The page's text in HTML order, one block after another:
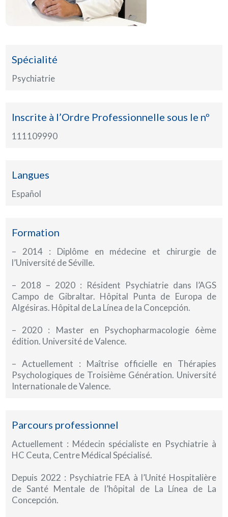
Spécialité
Psychiatrie
Inscrite à l’Ordre Professionnelle sous le nº
111109990
Langues
Español
Formation
– 2014 : Diplôme en médecine et chirurgie de
l’Université de Séville.
– 2018 – 2020 : Résident Psychiatrie dans l’AGS
Campo de Gibraltar. Hôpital Punta de Europa de
Algésiras. Hôpital de La Línea de la Concepción.
– 2020 : Master en Psychopharmacologie 6ème
édition. Université de Valence.
– Actuellement : Maîtrise officielle en Thérapies
Psychologiques de Troisième Génération. Université
Internationale de Valence.
Parcours professionnel
Actuellement : Médecin spécialiste en Psychiatrie à
HC Ceuta, Centre Médical Spécialisé.
Depuis 2022 : Psychiatrie FEA à l’Unité Hospitalière
de Santé Mentale de l’hôpital de La Línea de La
Concepción.